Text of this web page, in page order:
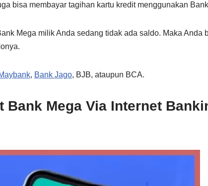
bisa membayar tagihan kartu kredit menggunakan
Mega milik Anda sedang tidak ada saldo. Maka Anda
, Bank Jago, BJB, ataupun BCA.
Bank Mega Via Internet